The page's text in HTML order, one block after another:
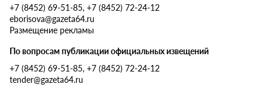
+7 (8452) 69-51-85, +7 (8452) 72-24-12
eborisova@gazeta64.ru
Размещение рекламы
По вопросам публикации официальных извещений
+7 (8452) 69-51-85, +7 (8452) 72-24-12
tender@gazeta64.ru